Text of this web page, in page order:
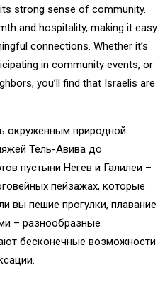
strong sense of community.
and hospitality, making it easy
connections. Whether it’s
in community events, or
you’ll find that Israelis are
окруженным природной
Тель-Авива до
пустыни Негев и Галилеи –
пейзажах, которые
вы пешие прогулки, плавание
– разнообразные
бесконечные возможности